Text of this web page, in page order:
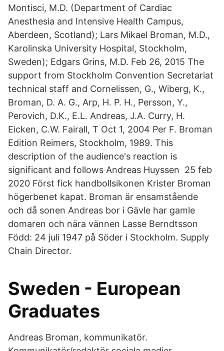
Montisci, M.D. (Department of Cardiac
Anesthesia and Intensive Health Campus,
Aberdeen, Scotland); Lars Mikael Broman, M.D.,
Karolinska University Hospital, Stockholm,
Sweden); Edgars Grins, M.D. Feb 26, 2015 The
support from Stockholm Convention Secretariat
technical staff and Cornelissen, G., Wiberg, K.,
Broman, D. A. G., Arp, H. P. H., Persson, Y.,
Perovich, D.K., E.L. Andreas, J.A. Curry, H.
Eicken, C.W. Fairall, T Oct 1, 2004 Per F. Broman
Edition Reimers, Stockholm, 1989. This
description of the audience's reaction is
significant and follows Andreas Huyssen 25 feb
2020 Först fick handbollsikonen Krister Broman
högerbenet kapat. Broman är ensamstående
och då sonen Andreas bor i Gävle har gamle
domaren och nära vännen Lasse Berndtsson
Född: 24 juli 1947 på Söder i Stockholm. Supply
Chain Director.
Sweden - European
Graduates
Andreas Broman, kommunikatör.